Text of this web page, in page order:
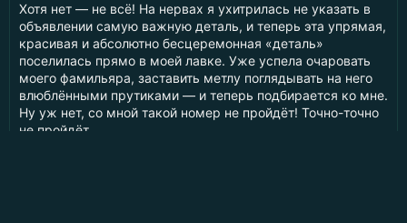
Хотя нет — не всё! На нервах я ухитрилась не указать в
объявлении самую важную деталь, и теперь эта упрямая,
красивая и абсолютно бесцеремонная «деталь»
поселилась прямо в моей лавке. Уже успела очаровать
моего фамильяра, заставить метлу поглядывать на него
влюблёнными прутиками — и теперь подбирается ко мне.
Ну уж нет, со мной такой номер не пройдёт! Точно-точно
не пройдёт.